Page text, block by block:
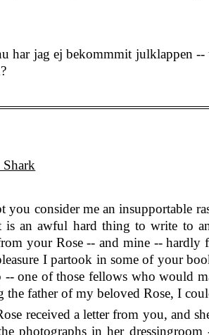
har jag ej bekommmit julklappen
Shark
you consider me an insupportable
is an awful hard thing to write to
your Rose -- and mine --
I partook in some of your
-- one of those fellows who would
the father of my beloved Rose, I
received a letter from you, and
photographs in her dressingroom